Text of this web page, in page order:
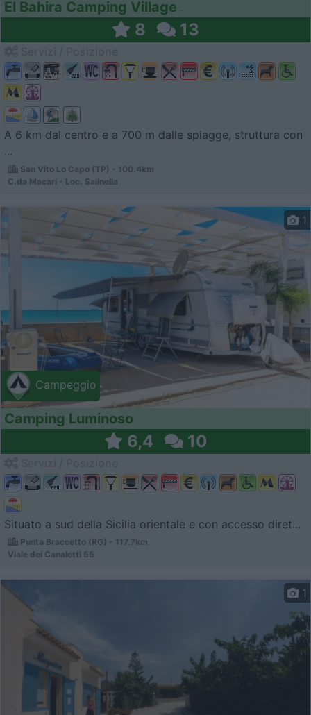
El Bahira Camping Village
8 13
A 6 km dal centro e a 700 m dalle spiagge, struttura con
...
San Vito Lo Capo (TP) - 100.4km
C.da Macari - Loc. Salinella
Campeggio
1
Camping Luminoso
6,4 10
Situato a sud della Sicilia orientale e con accesso diret...
Punta Braccetto (RG) - 117.7km
Viale dei Canalotti 55
1